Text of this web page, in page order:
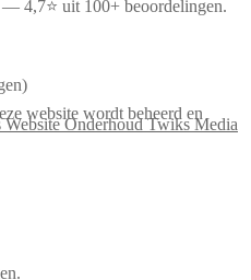
4,7⭐ uit 100+ beoordelingen.
website wordt beheerd en